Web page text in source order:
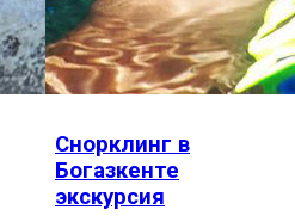
Снорклинг в
Богазкенте
экскурсия